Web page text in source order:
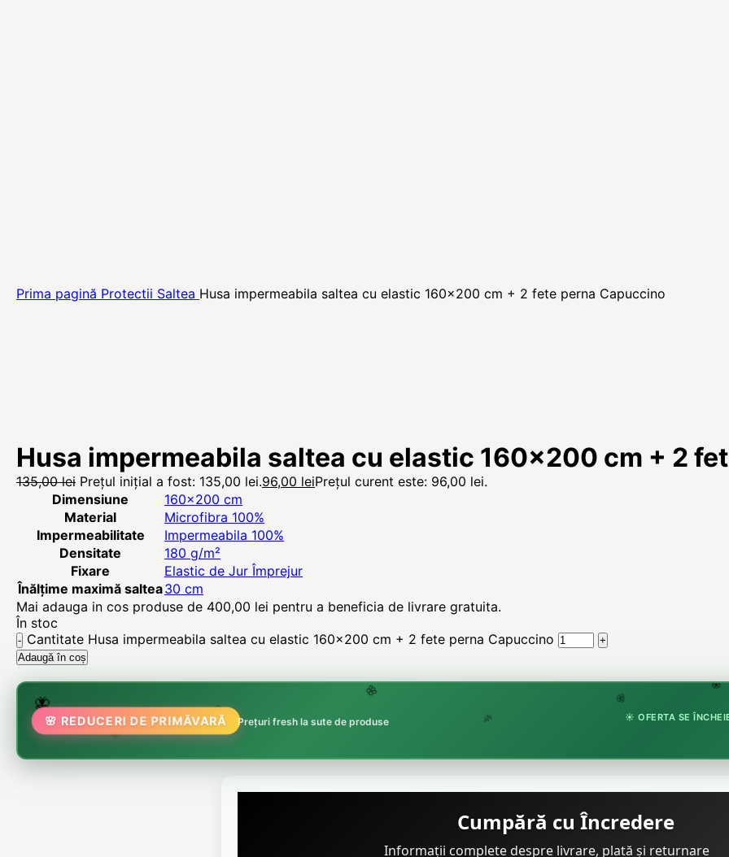
Prima pagină Protectii Saltea Husa impermeabila saltea cu elastic 160×200 cm + 2 fete perna Capuccino
Husa impermeabila saltea cu elastic 160×200 cm + 2
135,00lei Prețul inițial a fost: 135,00 lei.96,00 leiPrețul curent este: 96,00 lei.
Dimensiune
160×200 cm
Material
Microfibra 100%
Impermeabilitate
Impermeabila 100%
Densitate
180 g/m²
Fixare
Elastic de Jur Împrejur
Înălțime maximă saltea30 cm
Mai adauga in cos produse de 400,00 lei pentru a beneficia de livrare gratuita.
În stoc
Cantitate Husa impermeabila saltea cu elastic 160x200 cm + 2 fete perna Capuccino
Adaugă în coș
🏵️
🌷
🦋
🌸 REDUCERI DE PRIMĂVARĂ Prețuri fresh la sute de produse ☀️ OFERTA SE
Cumpără cu Încredere
Informații complete despre livrare, plată și returnare